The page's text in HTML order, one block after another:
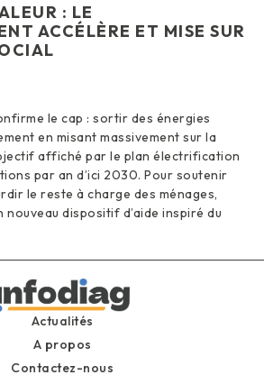
: LE
ACCÉLÈRE ET MISE SUR
le cap : sortir des énergies
en misant massivement sur la
affiché par le plan électrification
par an d’ici 2030. Pour soutenir
le reste à charge des ménages,
nouveau dispositif d’aide inspiré du
Actualités
A propos
Contactez-nous